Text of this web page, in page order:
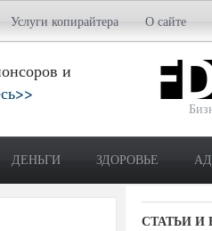
Услуги копирайтера О сайте
и
ДЕНЬГИ ЗДОРОВЬЕ
СТАТЬИ И